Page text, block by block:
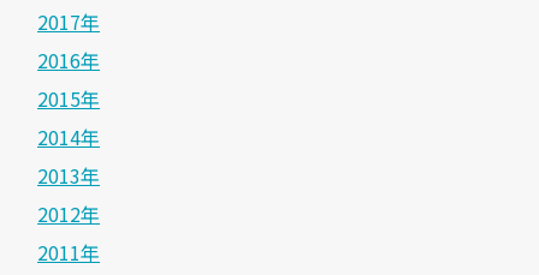
2017年
2016年
2015年
2014年
2013年
2012年
2011年